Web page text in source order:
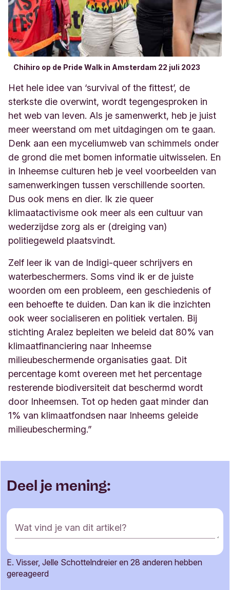
Chihiro op de Pride Walk in Amsterdam 22 juli 2023
Het hele idee van ‘survival of the fittest’, de
sterkste die overwint, wordt tegengesproken in
het web van leven. Als je samenwerkt, heb je juist
meer weerstand om met uitdagingen om te gaan.
Denk aan een myceliumweb van schimmels onder
de grond die met bomen informatie uitwisselen. En
in Inheemse culturen heb je veel voorbeelden van
samenwerkingen tussen verschillende soorten.
Dus ook mens en dier. Ik zie queer
klimaatactivisme ook meer als een cultuur van
wederzijdse zorg als er (dreiging van)
politiegeweld plaatsvindt.
Zelf leer ik van de Indigi-queer schrijvers en
waterbeschermers. Soms vind ik er de juiste
woorden om een probleem, een geschiedenis of
een behoefte te duiden. Dan kan ik die inzichten
ook weer socialiseren en politiek vertalen. Bij
stichting Aralez bepleiten we beleid dat 80% van
klimaatfinanciering naar Inheemse
milieubeschermende organisaties gaat. Dit
percentage komt overeen met het percentage
resterende biodiversiteit dat beschermd wordt
door Inheemsen. Tot op heden gaat minder dan
1% van klimaatfondsen naar Inheems geleide
milieubescherming.”
Deel je mening:
R
e
c
t
Wat vind je van dit artikel?
Je naam
E. Visser, Jelle Schottelndreier en 28 anderen hebben
gereageerd